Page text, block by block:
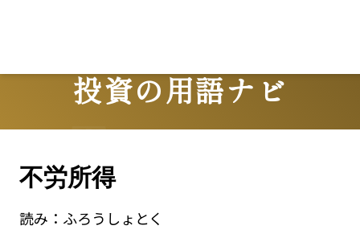
投資の用語ナビ
Terms
不労所得
読み： ふろうしょとく